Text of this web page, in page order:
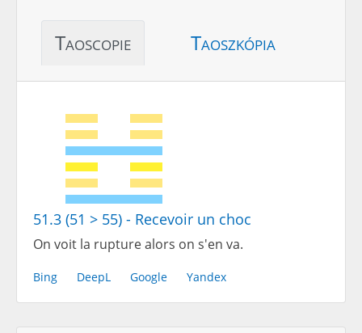
Taoscopie Taoszkópia
51.3 (51 > 55) - Recevoir un choc
On voit la rupture alors on s'en va.
Bing DeepL Google Yandex